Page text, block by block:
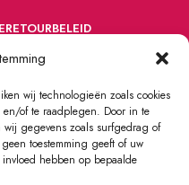
wij technologieën zoals cookies
en/of te raadplegen. Door in te
gegevens zoals surfgedrag of
toestemming geeft of uw
hebben op bepaalde
RETOURBELEID
Handelsonderneming MELS.